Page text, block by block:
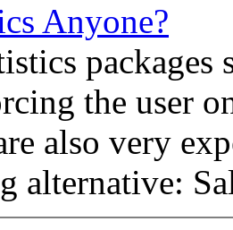
Anyone?
the user
also very
alternative: